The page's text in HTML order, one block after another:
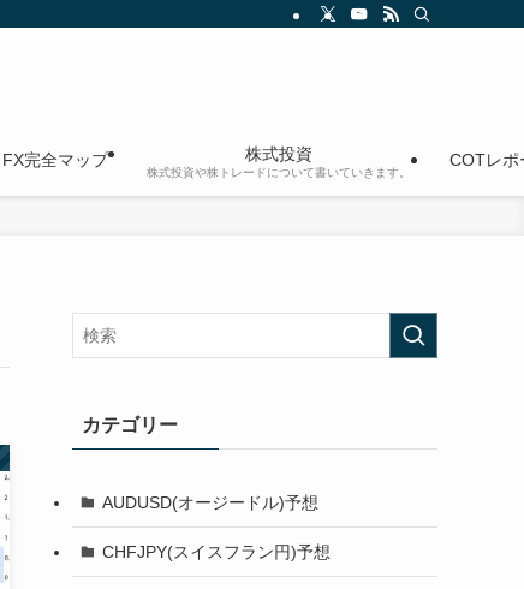
FX完全マップ 株式投資
株式投資や株トレードについて書いていきます。
COTレポ
カテゴリー
AUDUSD(オージードル)予想
CHFJPY(スイスフラン円)予想